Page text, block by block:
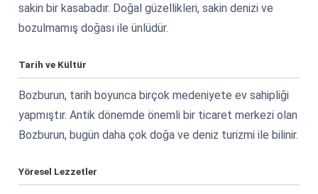
sakin bir kasabadır. Doğal güzellikleri, sakin denizi ve
bozulmamış doğası ile ünlüdür.
Tarih ve Kültür
Bozburun, tarih boyunca birçok medeniyete ev sahipliği
yapmıştır. Antik dönemde önemli bir ticaret merkezi olan
Bozburun, bugün daha çok doğa ve deniz turizmi ile bilinir.
Yöresel Lezzetler